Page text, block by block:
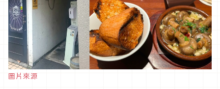
圖片來源